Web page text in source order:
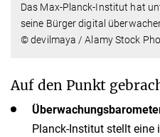
Das Max-Planck-Institut hat
seine Bürger digital
© devilmaya / Alamy Stock
Auf den Punkt
Planck-Institut stellt